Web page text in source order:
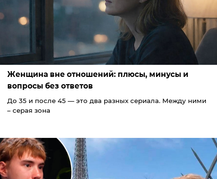
Женщина вне отношений: плюсы, минусы и
вопросы без ответов
До 35 и после 45 — это два разных сериала. Между ними
– серая зона